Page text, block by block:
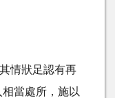
情狀足認有再
當處所，施以